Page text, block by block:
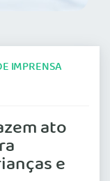
IMPRENSA
ato
e